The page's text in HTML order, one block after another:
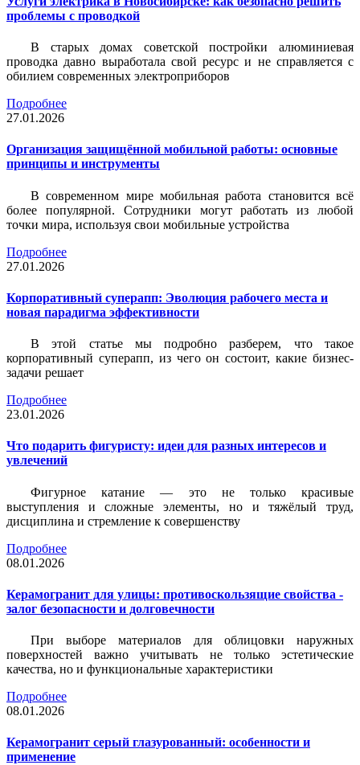
проблемы с проводкой
В старых домах советской постройки алюминиевая
проводка давно выработала свой ресурс и не справляется с
обилием современных электроприборов
Подробнее
27.01.2026
Организация защищённой мобильной работы: основные
принципы и инструменты
В современном мире мобильная работа становится всё
более популярной. Сотрудники могут работать из любой
точки мира, используя свои мобильные устройства
Подробнее
27.01.2026
Корпоративный суперапп: Эволюция рабочего места и
новая парадигма эффективности
В этой статье мы подробно разберем, что такое
корпоративный суперапп, из чего он состоит, какие бизнес-
задачи решает
Подробнее
23.01.2026
Что подарить фигуристу: идеи для разных интересов и
увлечений
Фигурное катание — это не только красивые
выступления и сложные элементы, но и тяжёлый труд,
дисциплина и стремление к совершенству
Подробнее
08.01.2026
Керамогранит для улицы: противоскользящие свойства -
залог безопасности и долговечности
При выборе материалов для облицовки наружных
поверхностей важно учитывать не только эстетические
качества, но и функциональные характеристики
Подробнее
08.01.2026
Керамогранит серый глазурованный: особенности и
применение